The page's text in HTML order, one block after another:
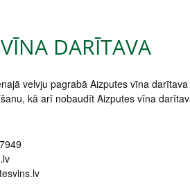
DARĪTAVA
velvju pagrabā Aizputes vīna
kā arī nobaudīt Aizputes vīna